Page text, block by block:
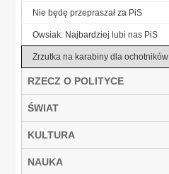
Nie będę przepraszał za PiS
Owsiak: Najbardziej lubi nas PiS
Zrzutka na karabiny dla ochotników
RZECZ O POLITYCE
ŚWIAT
KULTURA
NAUKA